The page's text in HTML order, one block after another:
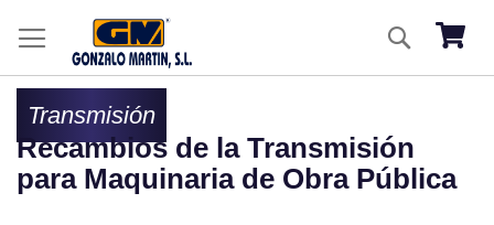
Mi
Buscar
Transmisión
Recambios de la Transmisión
para Maquinaria de Obra Pública